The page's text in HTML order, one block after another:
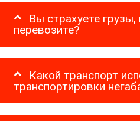
Вы страхуете
перевозите?
Какой транспорт
транспортировки